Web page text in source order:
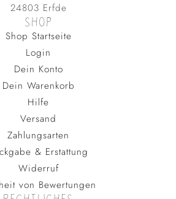
24803 Erfde
SHOP
Shop Startseite
Login
Dein Konto
Dein Warenkorb
Hilfe
Versand
Zahlungsarten
& Erstattung
Widerruf
von Bewertungen